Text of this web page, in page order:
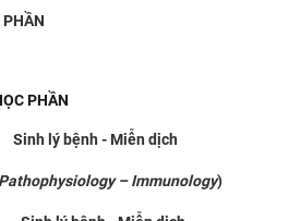
PHẦN
PHẦN
bệnh - Miễn dịch
Pathophysiology – Immunology)